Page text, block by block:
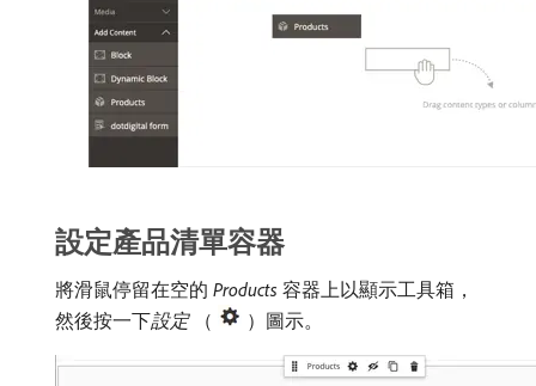
設定產品清單容器
將滑鼠停留在空的​ Products ​容器上以顯示工具箱，
然後按一下​設定（ ）圖示。